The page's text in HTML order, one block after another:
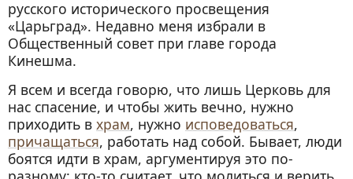
русского исторического просвещения
«Царьград». Недавно меня избрали в
Общественный совет при главе города
Кинешма.
Я всем и всегда говорю, что лишь Церковь для
нас спасение, и чтобы жить вечно, нужно
приходить в храм, нужно исповедоваться,
причащаться, работать над собой. Бывает, люди
боятся идти в храм, аргументируя это по-